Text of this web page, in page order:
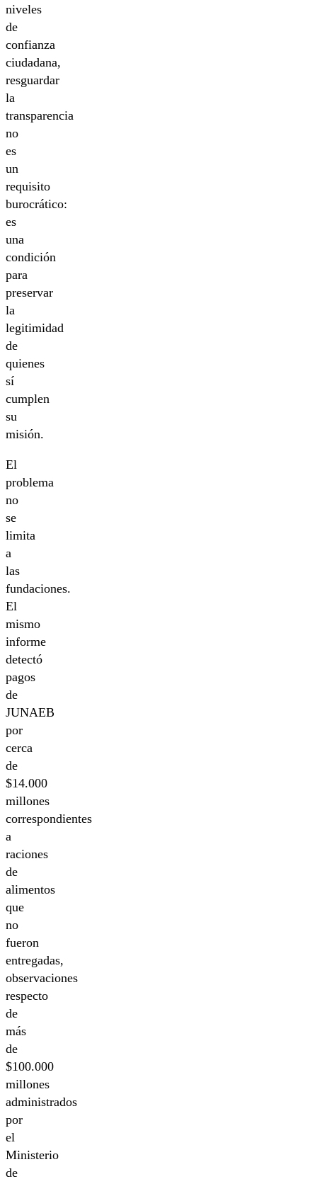
niveles
de
confianza
ciudadana,
resguardar
la
transparencia
no
es
un
requisito
burocrático:
es
una
condición
para
preservar
la
legitimidad
de
quienes
sí
cumplen
su
misión.
El
problema
no
se
limita
a
las
fundaciones.
El
mismo
informe
detectó
pagos
de
JUNAEB
por
cerca
de
$14.000
millones
correspondientes
a
raciones
de
alimentos
que
no
fueron
entregadas,
observaciones
respecto
de
más
de
$100.000
millones
administrados
por
el
Ministerio
de